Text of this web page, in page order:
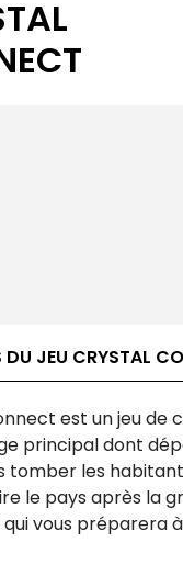
DU JEU CRYSTAL
est un jeu de
principal dont
tomber les
le pays après la
vous préparera